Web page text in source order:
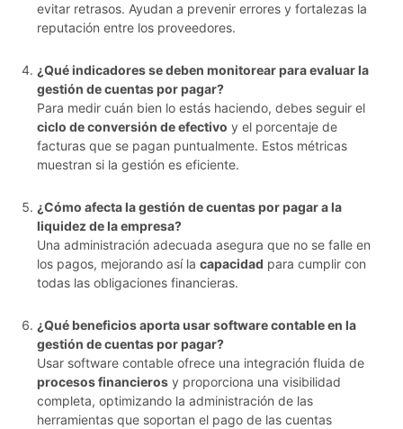
evitar retrasos. Ayudan a prevenir errores y fortalezas la
reputación entre los proveedores.
¿Qué indicadores se deben monitorear para evaluar la
gestión de cuentas por pagar?
Para medir cuán bien lo estás haciendo, debes seguir el
ciclo de conversión de efectivo y el porcentaje de
facturas que se pagan puntualmente. Estos métricas
muestran si la gestión es eficiente.
¿Cómo afecta la gestión de cuentas por pagar a la
liquidez de la empresa?
Una administración adecuada asegura que no se falle en
los pagos, mejorando así la capacidad para cumplir con
todas las obligaciones financieras.
¿Qué beneficios aporta usar software contable en la
gestión de cuentas por pagar?
Usar software contable ofrece una integración fluida de
procesos financieros y proporciona una visibilidad
completa, optimizando la administración de las
herramientas que soportan el pago de las cuentas